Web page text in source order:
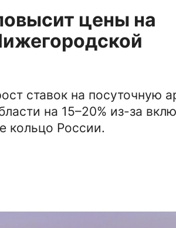
цены на
ставок на посуточную
на 15–20% из-за
кольцо России.